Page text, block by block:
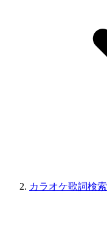
カラオケ歌詞検索